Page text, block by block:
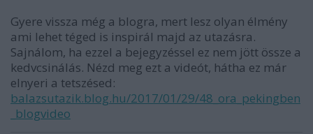
Gyere vissza még a blogra, mert lesz olyan élmény
ami lehet téged is inspirál majd az utazásra.
Sajnálom, ha ezzel a bejegyzéssel ez nem jött össze a
kedvcsinálás. Nézd meg ezt a videót, hátha ez már
elnyeri a tetszésed:
balazsutazik.blog.hu/2017/01/29/48_ora_pekingben
_blogvideo